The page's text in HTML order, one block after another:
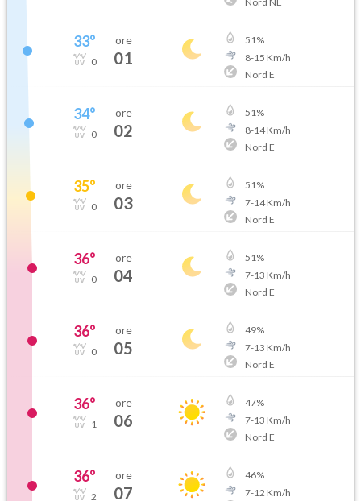
33°
0
ore
01
51%
8-15 Km/h
Nord E
34°
0
ore
02
51%
8-14Km/h
Nord E
35°
0
ore
03
51%
7-14Km/h
Nord E
36°
0
ore
04
51%
7-13 Km/h
Nord E
36°
0
ore
05
49%
7-13 Km/h
Nord E
36°
1
ore
06
47%
7-13 Km/h
Nord E
36°
2
ore
07
46%
7-12 Km/h